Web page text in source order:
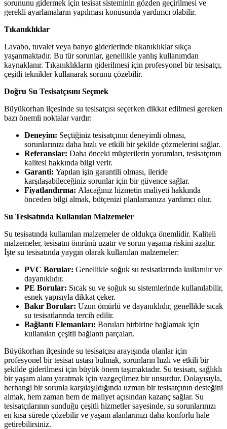
sorununu gidermek için tesisat sisteminin gözden geçirilmesi ve
gerekli ayarlamaların yapılması konusunda yardımcı olabilir.
Tıkanıklıklar
Lavabo, tuvalet veya banyo giderlerinde tıkanıklıklar sıkça
yaşanmaktadır. Bu tür sorunlar, genellikle yanlış kullanımdan
kaynaklanır. Tıkanıklıkların giderilmesi için profesyonel bir tesisatçı,
çeşitli teknikler kullanarak sorunu çözebilir.
Doğru Su Tesisatçısını Seçmek
Büyükorhan ilçesinde su tesisatçısı seçerken dikkat edilmesi gereken
bazı önemli noktalar vardır:
Deneyim: Seçtiğiniz tesisatçının deneyimli olması,
sorunlarınızı daha hızlı ve etkili bir şekilde çözmelerini sağlar.
Referanslar: Daha önceki müşterilerin yorumları, tesisatçının
kalitesi hakkında bilgi verir.
Garanti: Yapılan işin garantili olması, ileride
karşılaşabileceğiniz sorunlar için bir güvence sağlar.
Fiyatlandırma: Alacağınız hizmetin maliyeti hakkında
önceden bilgi almak, bütçenizi planlamanıza yardımcı olur.
Su Tesisatında Kullanılan Malzemeler
Su tesisatında kullanılan malzemeler de oldukça önemlidir. Kaliteli
malzemeler, tesisatın ömrünü uzatır ve sorun yaşama riskini azaltır.
İşte su tesisatında yaygın olarak kullanılan malzemeler:
PVC Borular: Genellikle soğuk su tesisatlarında kullanılır ve
dayanıklıdır.
PE Borular: Sıcak su ve soğuk su sistemlerinde kullanılabilir,
esnek yapısıyla dikkat çeker.
Bakır Borular: Uzun ömürlü ve dayanıklıdır, genellikle sıcak
su tesisatlarında tercih edilir.
Bağlantı Elemanları: Boruları birbirine bağlamak için
kullanılan çeşitli bağlantı parçaları.
Büyükorhan ilçesinde su tesisatçısı arayışında olanlar için
profesyonel bir tesisat ustası bulmak, sorunların hızlı ve etkili bir
şekilde giderilmesi için büyük önem taşımaktadır. Su tesisatı, sağlıklı
bir yaşam alanı yaratmak için vazgeçilmez bir unsurdur. Dolayısıyla,
herhangi bir sorunla karşılaşıldığında uzman bir tesisatçının desteğini
almak, hem zaman hem de maliyet açısından kazanç sağlar. Su
tesisatçılarının sunduğu çeşitli hizmetler sayesinde, su sorunlarınızı
en kısa sürede çözebilir ve yaşam alanlarınızı daha konforlu hale
getirebilirsiniz.